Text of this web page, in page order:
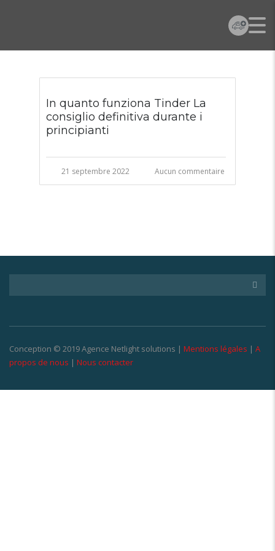
In quanto funziona Tinder La
consiglio definitiva durante i
principianti
21 septembre 2022 Aucun commentaire
Conception © 2019 Agence Netlight solutions | Mentions légales | A
propos de nous | Nous contacter